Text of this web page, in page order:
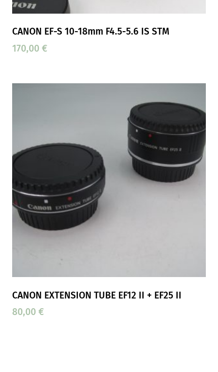
CANON EF-S 10-18mm F4.5-5.6 IS STM
170,00 €
CANON EXTENSION TUBE EF12 II + EF25 II
80,00 €